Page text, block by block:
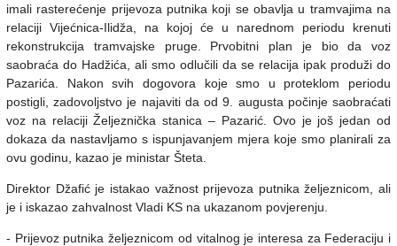
imali rasterećenje prijevoza putnika koji se obavlja u tramvajima na
relaciji Vijećnica-Ilidža, na kojoj će u narednom periodu krenuti
rekonstrukcija tramvajske pruge. Prvobitni plan je bio da voz
saobraća do Hadžića, ali smo odlučili da se relacija ipak produži do
Pazarića. Nakon svih dogovora koje smo u proteklom periodu
postigli, zadovoljstvo je najaviti da od 9. augusta počinje saobraćati
voz na relaciji Željeznička stanica – Pazarić. Ovo je još jedan od
dokaza da nastavljamo s ispunjavanjem mjera koje smo planirali za
ovu godinu, kazao je ministar Šteta.
Direktor Džafić je istakao važnost prijevoza putnika željeznicom, ali
je i iskazao zahvalnost Vladi KS na ukazanom povjerenju.
- Prijevoz putnika željeznicom od vitalnog je interesa za Federaciju i